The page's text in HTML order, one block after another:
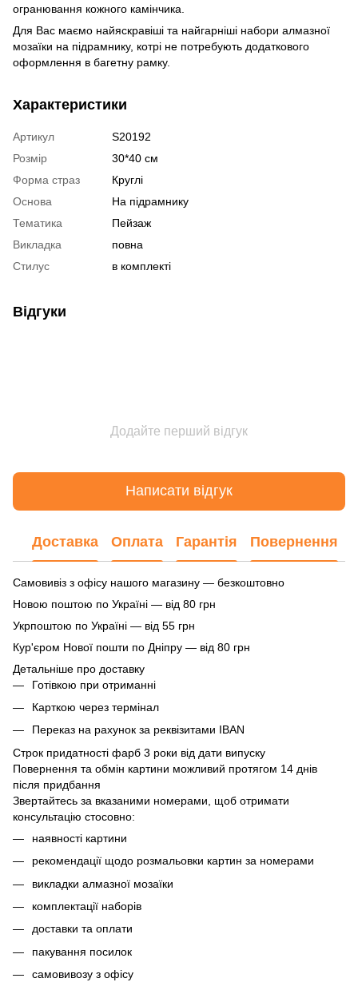
огранювання кожного камінчика.
Для Вас маємо найяскравіші та найгарніші набори алмазної
мозаїки на підрамнику, котрі не потребують додаткового
оформлення в багетну рамку.
Характеристики
Артикул
S20192
Розмір
30*40 см
Форма страз
Круглі
Основа
На підрамнику
Тематика
Пейзаж
Викладка
повна
Стилус
в комплекті
Відгуки
Додайте перший відгук
Написати відгук
Доставка Оплата Гарантія Повернення
Самовивіз з офісу нашого магазину — безкоштовно
Новою поштою по Україні — від 80 грн
Укрпоштою по Україні — від 55 грн
Кур'єром Нової пошти по Дніпру — від 80 грн
Детальніше про доставку
Готівкою при отриманні
Карткою через термінал
Переказ на рахунок за реквізитами IBAN
Строк придатності фарб 3 роки від дати випуску
Повернення та обмін картини можливий протягом 14 днів
після придбання
Звертайтесь за вказаними номерами, щоб отримати
консультацію стосовно:
наявності картини
рекомендації щодо розмальовки картин за номерами
викладки алмазної мозаїки
комплектації наборів
доставки та оплати
пакування посилок
самовивозу з офісу